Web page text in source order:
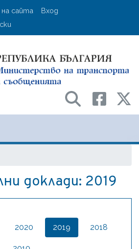
Премини
menu
сайта
Вход
на транспорта
доклади: 2019
2020 2019 2018